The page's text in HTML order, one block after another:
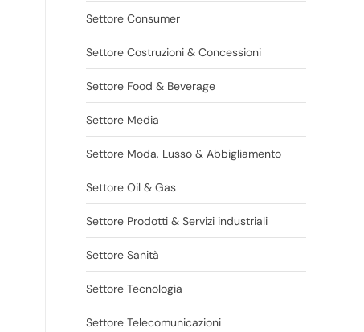
Settore Consumer
Settore Costruzioni & Concessioni
Settore Food & Beverage
Settore Media
Settore Moda, Lusso & Abbigliamento
Settore Oil & Gas
Settore Prodotti & Servizi industriali
Settore Sanità
Settore Tecnologia
Settore Telecomunicazioni